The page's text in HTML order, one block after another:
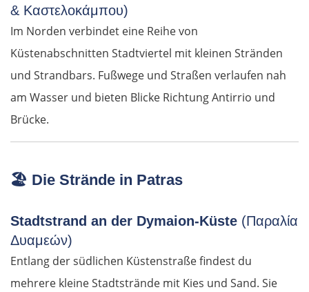
& Καστελοκάμπου)
Im Norden verbindet eine Reihe von
Küstenabschnitten Stadtviertel mit kleinen Stränden
und Strandbars. Fußwege und Straßen verlaufen nah
am Wasser und bieten Blicke Richtung Antirrio und
Brücke.
🏖️ Die Strände in Patras
Stadtstrand an der Dymaion-Küste (Παραλία
Δυαμεών)
Entlang der südlichen Küstenstraße findest du
mehrere kleine Stadtstrände mit Kies und Sand. Sie